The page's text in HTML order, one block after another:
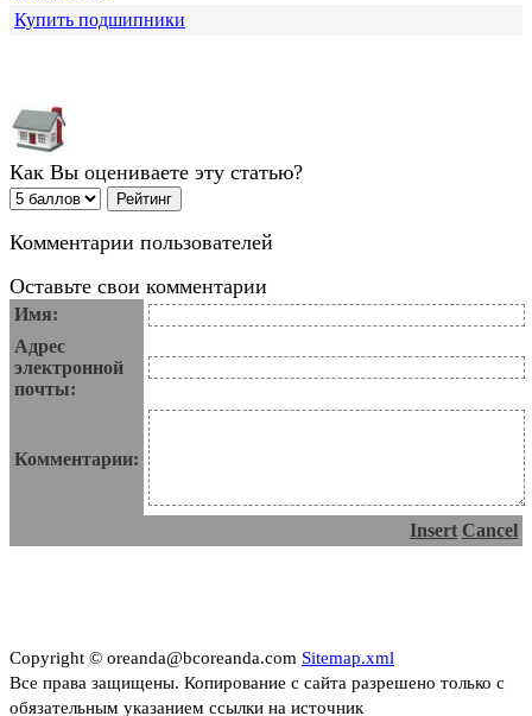
Купить подшипники
Как Вы оцениваете эту статью?
Комментарии пользователей
Оставьте свои комментарии
Имя:
Адрес
электронной
почты:
Комментарии:
Insert Cancel
Copyright © oreanda@bcoreanda.com Sitemap.xml
Все права защищены. Копирование с сайта разрешено только с
обязательным указанием ссылки на источник